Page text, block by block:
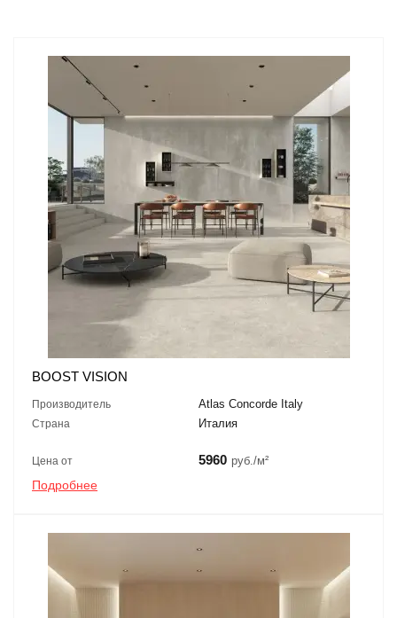
BOOST VISION
Производитель Atlas Concorde Italy
Страна Италия
Цена от 5960 руб./м²
Подробнее